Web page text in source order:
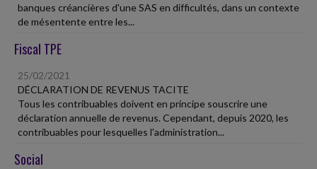
banques créancières d'une SAS en difficultés, dans un contexte
de mésentente entre les...
Fiscal TPE
25/02/2021
DÉCLARATION DE REVENUS TACITE
Tous les contribuables doivent en principe souscrire une
déclaration annuelle de revenus. Cependant, depuis 2020, les
contribuables pour lesquelles l'administration...
Social